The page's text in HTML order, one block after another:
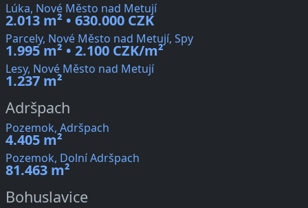
Lúka, Nové Město nad Metují
2.013 m² • 630.000 CZK
Parcely, Nové Město nad Metují, Spy
1.995 m² • 2.100 CZK/m²
Lesy, Nové Město nad Metují
1.237 m²
Adršpach
Pozemok, Adršpach
4.405 m²
Pozemok, Dolní Adršpach
81.463 m²
Bohuslavice